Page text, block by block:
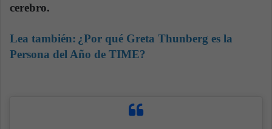
cerebro.
Lea también: ¿Por qué Greta Thunberg es la
Persona del Año de TIME?